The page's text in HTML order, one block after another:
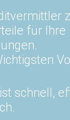
für Ihre
schnell,